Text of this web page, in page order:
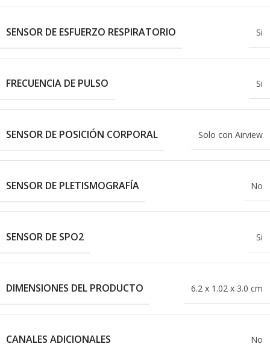
SENSOR DE ESFUERZO RESPIRATORIO Si
FRECUENCIA DE PULSO Si
SENSOR DE POSICIÓN CORPORAL Solo con Airview
SENSOR DE PLETISMOGRAFÍA No
SENSOR DE SPO2 Si
DIMENSIONES DEL PRODUCTO 6.2 x 1.02 x 3.0 cm
CANALES ADICIONALES No